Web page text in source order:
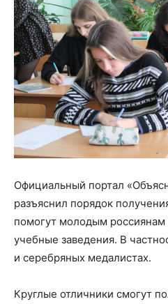
Официальный портал
разъяснил порядок
помогут молодым россиянам
учебные заведения. В
и серебряных медалистах.
Круглые отличники смогут